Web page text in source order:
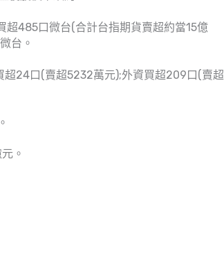
485口微台(合計台指期貨賣超約當15億
台。
24口(賣超5232萬元);外資買超209口(賣超
。